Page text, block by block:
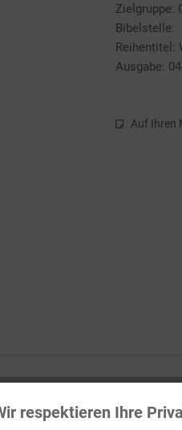
Zielgruppe:
Bibelstelle:
Reihentitel:
Ausgabe:
Auf Ihren
respektieren Ihre